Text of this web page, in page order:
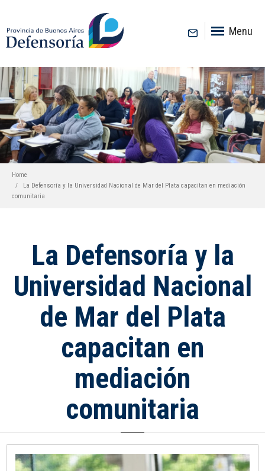
Menu
Home
La Defensoría y la Universidad Nacional de Mar del Plata capacitan en mediación
comunitaria
La Defensoría y la
Universidad Nacional
de Mar del Plata
capacitan en
mediación
comunitaria